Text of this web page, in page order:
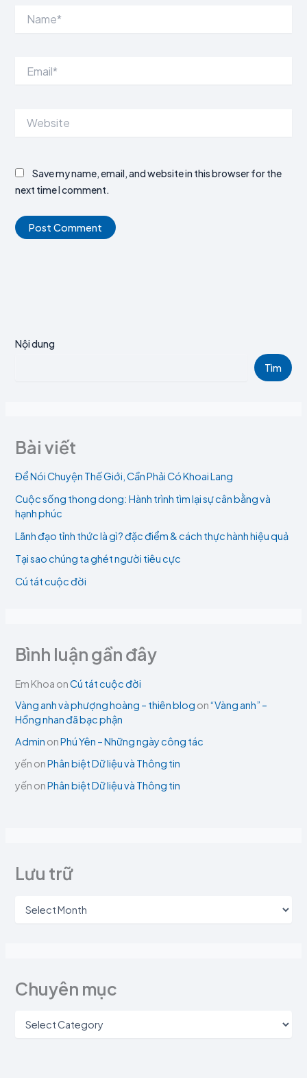
Save my name, email, and website in this browser for the
next time I comment.
Nội dung
Tìm
Bài viết
Để Nói Chuyện Thế Giới, Cần Phải Có Khoai Lang
Cuộc sống thong dong: Hành trình tìm lại sự cân bằng và
hạnh phúc
Lãnh đạo tỉnh thức là gì? đặc điểm & cách thực hành hiệu quả
Tại sao chúng ta ghét người tiêu cực
Cú tát cuộc đời
Bình luận gần đây
Em Khoa onCú tát cuộc đời
Vàng anh và phượng hoàng – thiên blog on“Vàng anh” –
Hồng nhan đã bạc phận
Admin onPhú Yên – Những ngày công tác
yến onPhân biệt Dữ liệu và Thông tin
yến onPhân biệt Dữ liệu và Thông tin
Lưu trữ
Chuyên mục